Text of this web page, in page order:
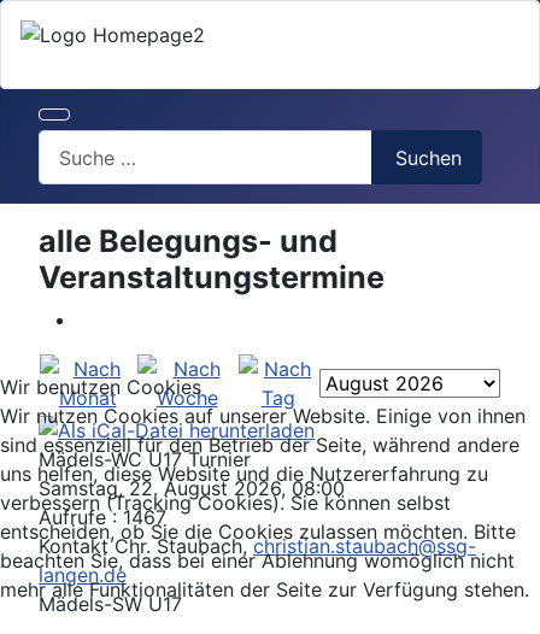
Suchen
alle Belegungs- und
Veranstaltungstermine
Mädels-WC U17 Turnier
Samstag, 22. August 2026, 08:00
Aufrufe: 1467
KontaktChr. Staubach,christian.staubach@ssg-
langen.de
Mädels-SW U17
Wir benutzen Cookies
Wir nutzen Cookies auf unserer Website. Einige von ihnen
sind essenziell für den Betrieb der Seite, während andere
uns helfen, diese Website und die Nutzererfahrung zu
verbessern (Tracking Cookies). Sie können selbst
entscheiden, ob Sie die Cookies zulassen möchten. Bitte
beachten Sie, dass bei einer Ablehnung womöglich nicht
mehr alle Funktionalitäten der Seite zur Verfügung stehen.